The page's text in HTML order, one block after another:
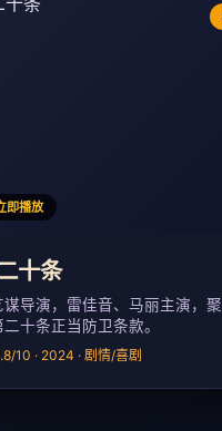
即播放
十条
谋导演，雷佳音、马丽主演，聚
二十条正当防卫条款。
10 · 2024 · 剧情/喜剧